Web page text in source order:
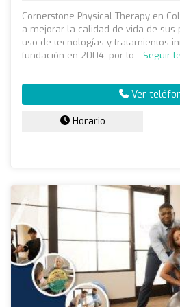
Cornerstone Physical Therapy en
a mejorar la calidad de vida de sus
uso de tecnologías y tratamientos
fundación en 2004, por lo... Seguir
Ver
Horario